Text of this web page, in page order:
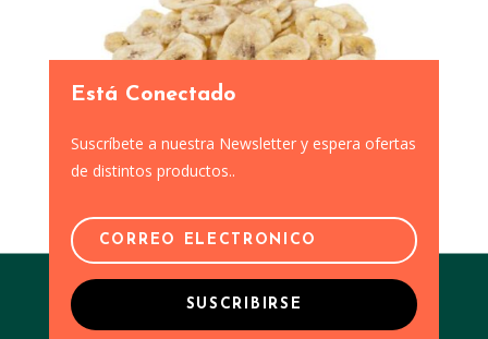
Está Conectado
Suscríbete a nuestra Newsletter y espera ofertas
de distintos productos..
SUSCRIBIRSE